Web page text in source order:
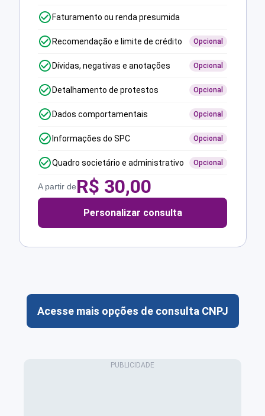
Faturamento ou renda presumida
Recomendação e limite de crédito Opcional
Dívidas, negativas e anotações Opcional
Detalhamento de protestos Opcional
Dados comportamentais Opcional
Informações do SPC Opcional
Quadro societário e administrativo Opcional
A partir deR$ 30,00
Personalizar consulta
Acesse mais opções de consulta CNPJ